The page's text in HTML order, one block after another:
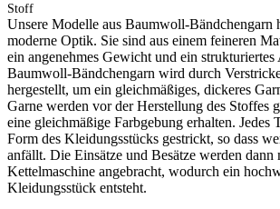
Stoff
Unsere Modelle aus Baumwoll-Bändchengarn
moderne Optik. Sie sind aus einem feineren
ein angenehmes Gewicht und ein strukturiertes
Baumwoll-Bändchengarn wird durch
hergestellt, um ein gleichmäßiges, dickeres
Garne werden vor der Herstellung des Stoffes
eine gleichmäßige Farbgebung erhalten. Jedes
Form des Kleidungsstücks gestrickt, so dass
anfällt. Die Einsätze und Besätze werden dann
Kettelmaschine angebracht, wodurch ein
Kleidungsstück entsteht.